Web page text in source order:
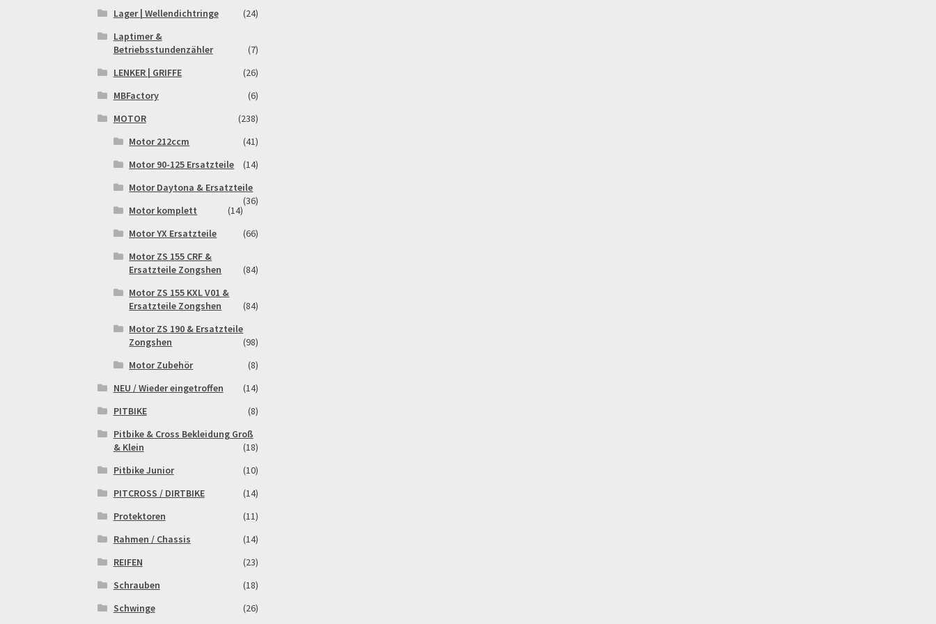
Lager | Wellendichtringe
(24)
Laptimer &
Betriebsstundenzähler
(7)
LENKER | GRIFFE
(26)
MBFactory
(6)
MOTOR
(238)
Motor 212ccm
(41)
Motor 90-125 Ersatzteile
(14)
Motor Daytona & Ersatzteile
(36)
Motor komplett
(14)
Motor YX Ersatzteile
(66)
Motor ZS 155 CRF &
Ersatzteile Zongshen
(84)
Motor ZS 155 KXL V01 &
Ersatzteile Zongshen
(84)
Motor ZS 190 & Ersatzteile
Zongshen
(98)
Motor Zubehör
(8)
NEU / Wieder eingetroffen
(14)
PITBIKE
(8)
Pitbike & Cross Bekleidung Groß
& Klein
(18)
Pitbike Junior
(10)
PITCROSS / DIRTBIKE
(14)
Protektoren
(11)
Rahmen / Chassis
(14)
REIFEN
(23)
Schrauben
(18)
Schwinge
(26)